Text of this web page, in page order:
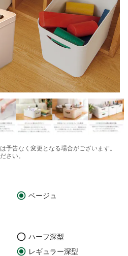
告なく変更となる場合がございます。
さい。
ベージュ
ハーフ深型
レギュラー深型